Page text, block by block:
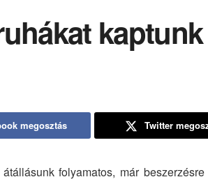
kaptunk
megosztás Twitter
folyamatos, már